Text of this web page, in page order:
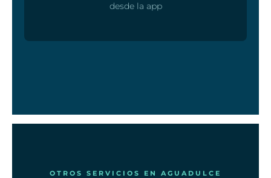
desde la app
OTROS SERVICIOS EN AGUADULCE